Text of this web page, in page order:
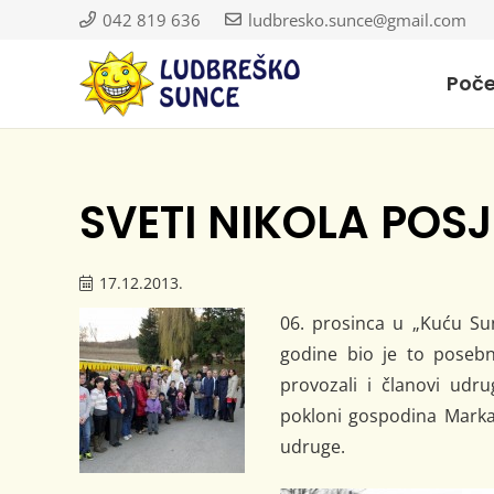
042 819 636 ludbresko.sunce@gmail.com
SVETI NIKOLA
17.12.2013.
06. prosinca u „Kuću
godine bio je to
provozali i članovi
pokloni gospodina
udruge.